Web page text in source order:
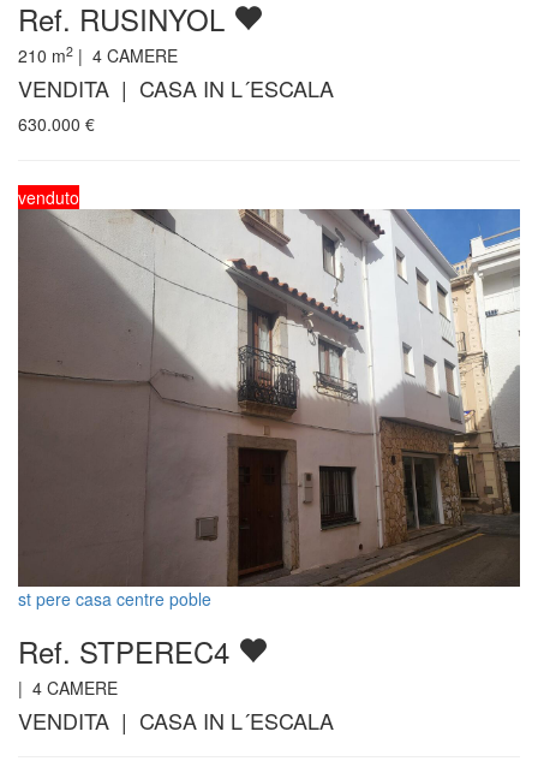
Ref. RUSINYOL
210 m2 | 4 CAMERE
VENDITA | CASA IN L´ESCALA
630.000 €
venduto
st pere casa centre poble
Ref. STPEREC4
| 4 CAMERE
VENDITA | CASA IN L´ESCALA